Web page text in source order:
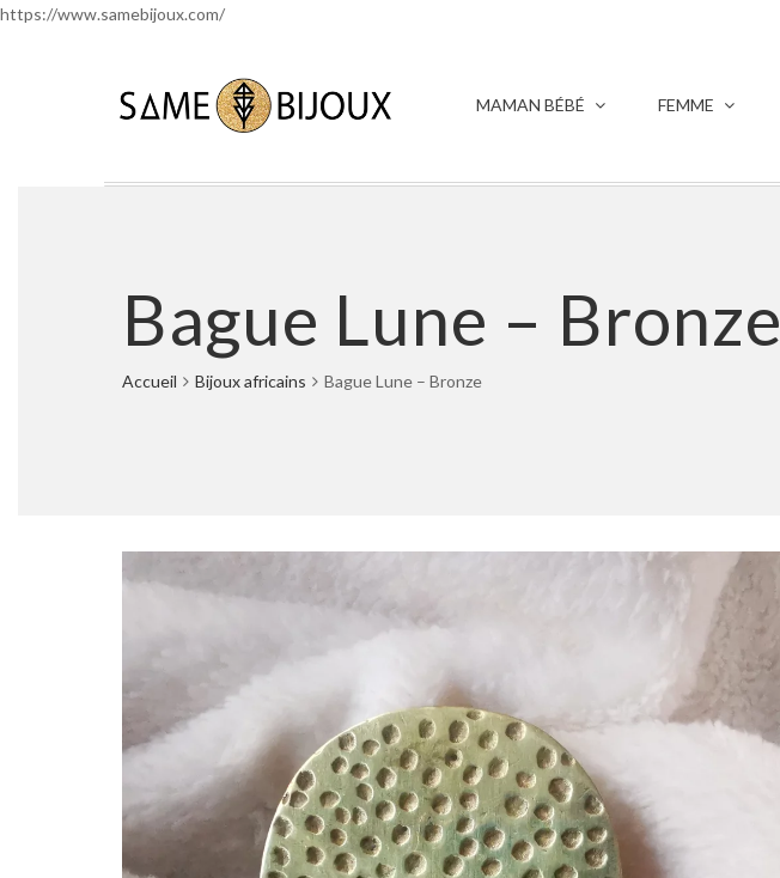
https://www.samebijoux.com/
MAMAN BÉBÉ FEMME
Bague Lune – Bronze
Accueil Bijoux africains Bague Lune – Bronze